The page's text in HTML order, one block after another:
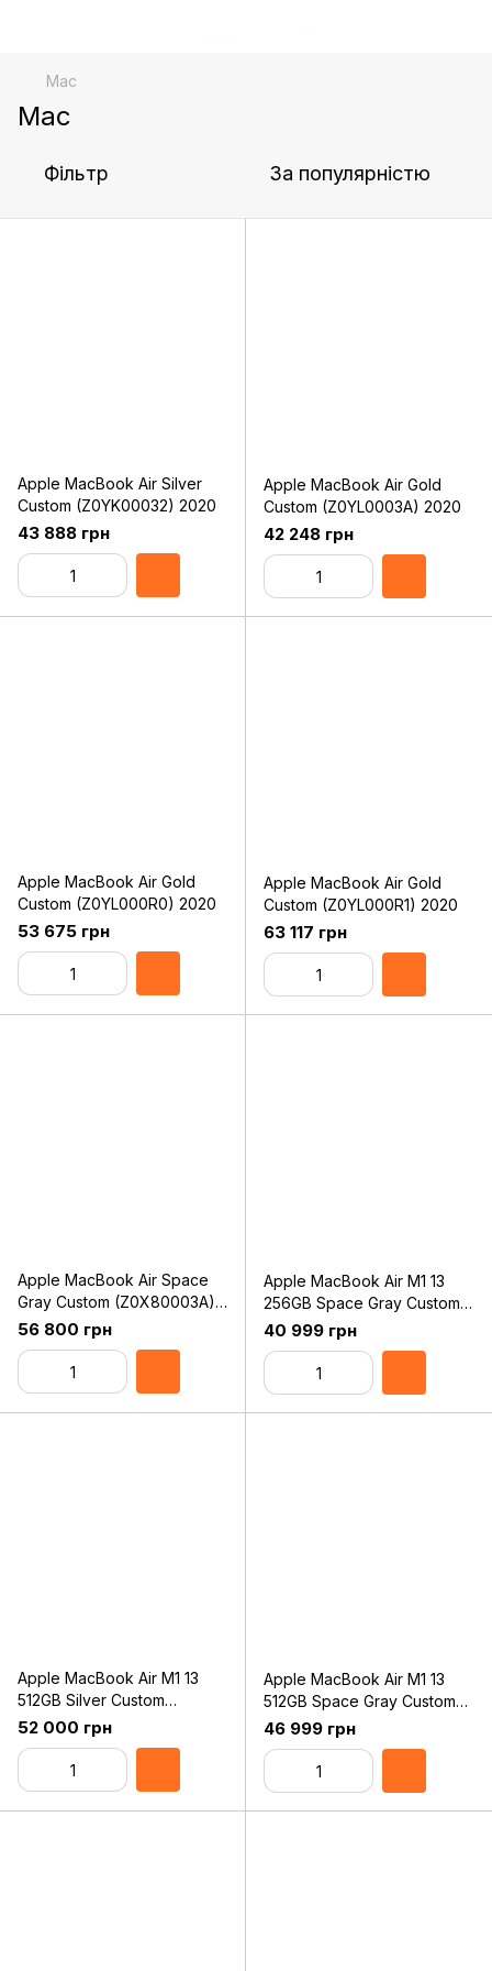
Mac
Mac
Фільтр За популярністю
Apple MacBook Air Silver
Custom (Z0YK00032) 2020
43 888 грн
Apple MacBook Air Gold
Custom (Z0YL0003A) 2020
42 248 грн
Apple MacBook Air Gold
Custom (Z0YL000R0) 2020
53 675 грн
Apple MacBook Air Gold
Custom (Z0YL000R1) 2020
63 117 грн
Apple MacBook Air Space
Gray Custom (Z0X80003A)
2020
56 800 грн
Apple MacBook Air M1 13
256GB Space Gray Custom
(Z124000FK) Late 2020
40 999 грн
Apple MacBook Air M1 13
512GB Silver Custom
(Z128000DL) Late 2020
52 000 грн
Apple MacBook Air M1 13
512GB Space Gray Custom
(Z125000DL) Late 2020
46 999 грн